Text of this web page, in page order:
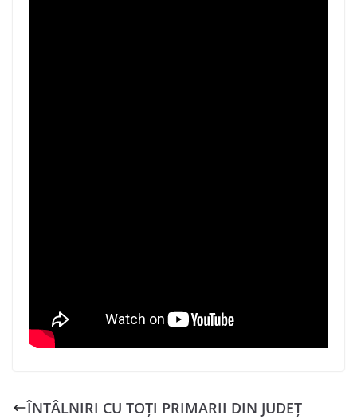
ÎNTÂLNIRI CU TOȚI PRIMARII DIN JUDEȚ